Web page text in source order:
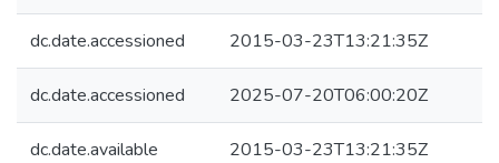
dc.date.accessioned 2015-03-23T13:21:35Z
dc.date.accessioned 2025-07-20T06:00:20Z
dc.date.available 2015-03-23T13:21:35Z